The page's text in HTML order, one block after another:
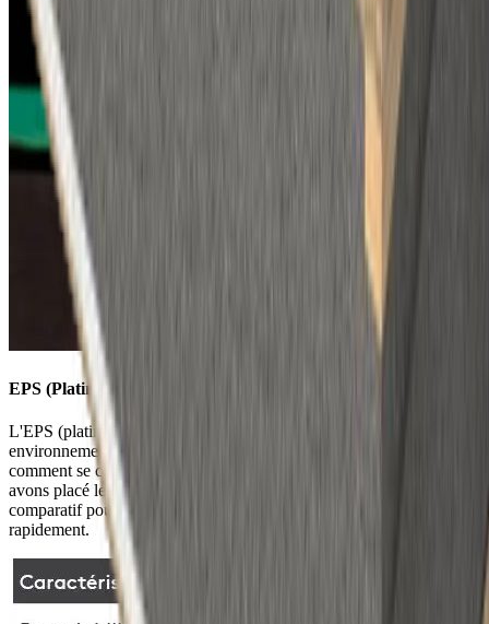
EPS (Platinum) vs. autres matériaux d'isolation
L'EPS (platinum) offre un excellent équilibre entre l'impact
environnemental, les performances thermiques et la circularité. Mais
comment se compare-t-il aux autres matériaux d'isolation ? Nous
avons placé les matériaux les plus courants dans un tableau
comparatif pour vous permettre de comparer facilement et
rapidement.